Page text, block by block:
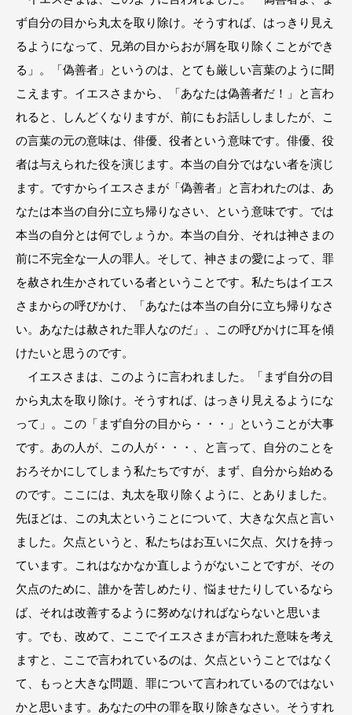
ず自分の目から丸太を取り除け。そうすれば、はっきり見え
るようになって、兄弟の目からおが屑を取り除くことができ
る」。「偽善者」というのは、とても厳しい言葉のように聞
こえます。イエスさまから、「あなたは偽善者だ！」と言わ
れると、しんどくなりますが、前にもお話ししましたが、こ
の言葉の元の意味は、俳優、役者という意味です。俳優、役
者は与えられた役を演じます。本当の自分ではない者を演じ
ます。ですからイエスさまが「偽善者」と言われたのは、あ
なたは本当の自分に立ち帰りなさい、という意味です。では
本当の自分とは何でしょうか。本当の自分、それは神さまの
前に不完全な一人の罪人。そして、神さまの愛によって、罪
を赦され生かされている者ということです。私たちはイエス
さまからの呼びかけ、「あなたは本当の自分に立ち帰りなさ
い。あなたは赦された罪人なのだ」、この呼びかけに耳を傾
けたいと思うのです。
イエスさまは、このように言われました。「まず自分の目
から丸太を取り除け。そうすれば、はっきり見えるようにな
って」。この「まず自分の目から・・・」ということが大事
です。あの人が、この人が・・・、と言って、自分のことを
おろそかにしてしまう私たちですが、まず、自分から始める
のです。ここには、丸太を取り除くように、とありました。
先ほどは、この丸太ということについて、大きな欠点と言い
ました。欠点というと、私たちはお互いに欠点、欠けを持っ
ています。これはなかなか直しようがないことですが、その
欠点のために、誰かを苦しめたり、悩ませたりしているなら
ば、それは改善するように努めなければならないと思いま
す。でも、改めて、ここでイエスさまが言われた意味を考え
ますと、ここで言われているのは、欠点ということではなく
て、もっと大きな問題、罪について言われているのではない
かと思います。あなたの中の罪を取り除きなさい。そうすれ